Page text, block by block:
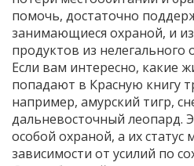
помочь, достаточно
занимающиеся охраной, и
продуктов из нелегального
Если вам интересно, какие
попадают в Красную книгу
например, амурский тигр,
дальневосточный леопард.
особой охраной, а их статус
зависимости от усилий по